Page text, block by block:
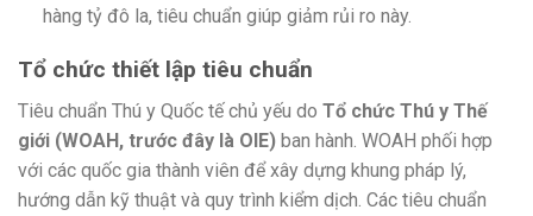
hàng tỷ đô la, tiêu chuẩn giúp giảm rủi ro này.
Tổ chức thiết lập tiêu chuẩn
Tiêu chuẩn Thú y Quốc tế chủ yếu do Tổ chức Thú y Thế
giới (WOAH, trước đây là OIE) ban hành. WOAH phối hợp
với các quốc gia thành viên để xây dựng khung pháp lý,
hướng dẫn kỹ thuật và quy trình kiểm dịch. Các tiêu chuẩn